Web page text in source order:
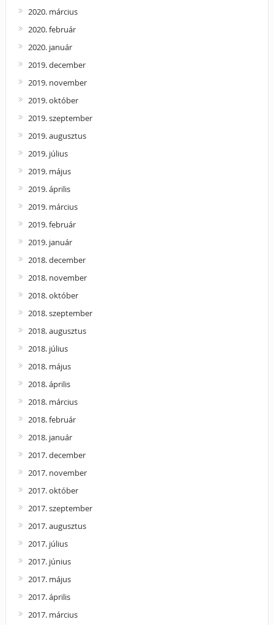
2020. március
2020. február
2020. január
2019. december
2019. november
2019. október
2019. szeptember
2019. augusztus
2019. július
2019. május
2019. április
2019. március
2019. február
2019. január
2018. december
2018. november
2018. október
2018. szeptember
2018. augusztus
2018. július
2018. május
2018. április
2018. március
2018. február
2018. január
2017. december
2017. november
2017. október
2017. szeptember
2017. augusztus
2017. július
2017. június
2017. május
2017. április
2017. március